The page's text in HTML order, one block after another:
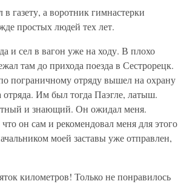
газету, а воротник гимнастерки
простых людей тех лет.
и сел в вагон уже на ходу. В плохо
там до прихода поезда в Сестрорецк.
пограничному отряду вышел на охрану
Им был тогда Паэгле, латыш.
и знающий. Он ожидал меня.
он сам и рекомендовал меня для этого
моей заставы уже отправлен,
километров! Только не понравилось